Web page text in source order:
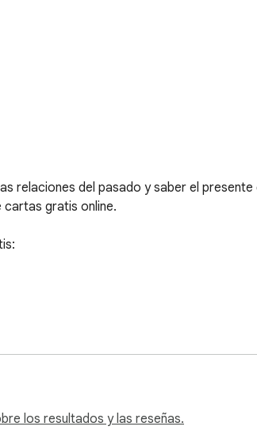
relaciones del pasado y saber el
cartas gratis online.
los resultados y las reseñas.